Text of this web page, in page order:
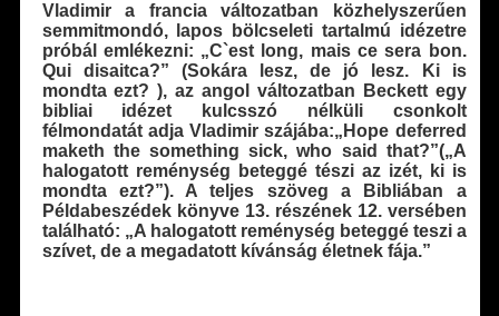
Vladimir a francia változatban közhelyszerűen
semmitmondó, lapos bölcseleti tartalmú idézetre
próbál emlékezni: „C`est long, mais ce sera bon.
Qui disaitca?” (Sokára lesz, de jó lesz. Ki is
mondta ezt? ), az angol változatban Beckett egy
bibliai idézet kulcsszó nélküli csonkolt
félmondatát adja Vladimir szájába:„Hope deferred
maketh the something sick, who said that?”(„A
halogatott reménység beteggé tészi az izét, ki is
mondta ezt?”). A teljes szöveg a Bibliában a
Példabeszédek könyve 13. részének 12. versében
található: „A halogatott reménység beteggé teszi a
szívet, de a megadatott kívánság életnek fája.”